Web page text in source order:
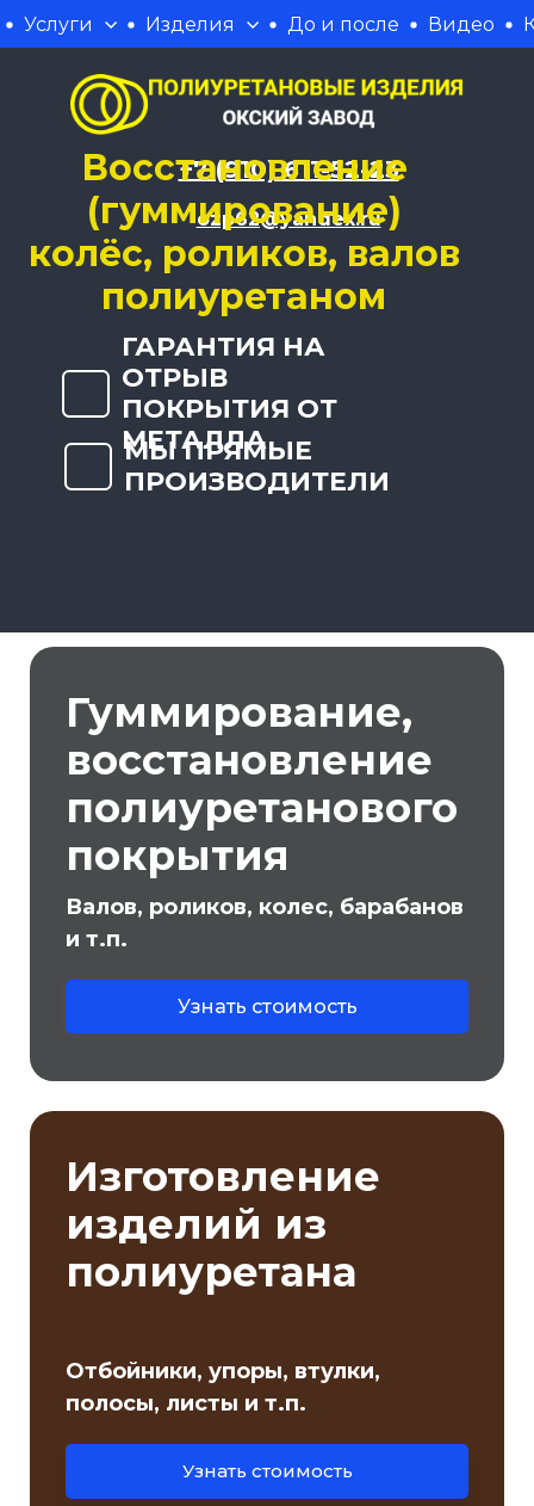
Услуги Изделия До и после Видео
+7 (910) 611-52-23
ozp62@yandex.ru
Восстановление
(гуммирование)
колёс, роликов, валов
полиуретаном
ГАРАНТИЯ НА
ОТРЫВ
ПОКРЫТИЯ ОТ
МЕТАЛЛА
МЫ ПРЯМЫЕ
ПРОИЗВОДИТЕЛИ
Гуммирование,
восстановление
полиуретанового
покрытия
Валов, роликов, колес, барабанов
и т.п.
Узнать стоимость
Изготовление
изделий из
полиуретана
Отбойники, упоры, втулки,
полосы, листы и т.п.
Узнать стоимость